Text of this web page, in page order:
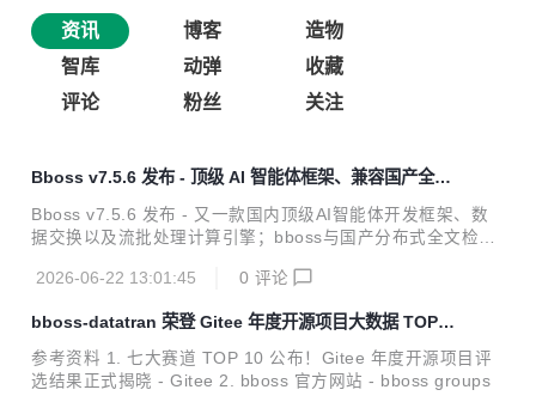
资讯 博客
造物
智库
动弹
收藏
评论
粉丝 关注
Bboss v7.5.6 发布 - 顶级 AI 智能体框架、兼容国产全文
检索产品 Easysearch
Bboss v7.5.6 发布 - 又一款国内顶级AI智能体开发框架、数
据交换以及流批处理计算引擎；bboss与国产分布式全文检索
户端全面兼容Easysearch全系列版本；带来诸多功能改进和b
-Action模式；基于bboss有向循环图实现多智能体编排和自主
循环迭代，支持并行、串行、条件、路由、裁判、通用、循环l
oop等多种智能体节点，轻松按需编排一切可能的任务节点到
智能体工作流；支持智能体工作流定时调度执行，提供节假日
2026-06-22 13:01:45 0 评论
bboss-datatran 荣登 Gitee 年度开源项目大数据 TOP10
榜单
参考资料 1. 七大赛道 TOP 10 公布！Gitee 年度开源项目评
选结果正式揭晓 - Gitee 2. bboss 官方网站 - bboss groups